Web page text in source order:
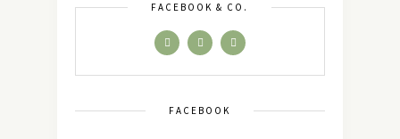
FACEBOOK & CO.
FACEBOOK